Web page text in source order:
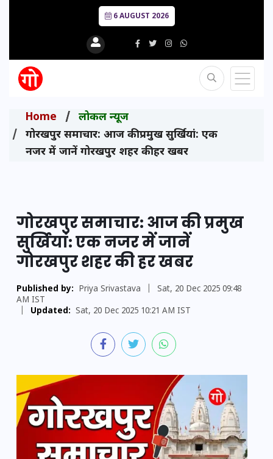
6 AUGUST 2026
Home
लोकल न्यूज
गोरखपुर समाचार: आज की प्रमुख सुर्खियां: एक
नजर में जानें गोरखपुर शहर की हर खबर
गोरखपुर समाचार: आज की प्रमुख
सुर्खियां: एक नजर में जानें
गोरखपुर शहर की हर खबर
Published by: Priya Srivastava
Sat, 20 Dec 2025 09:48
AM IST
Updated: Sat, 20 Dec 2025 10:21 AM IST